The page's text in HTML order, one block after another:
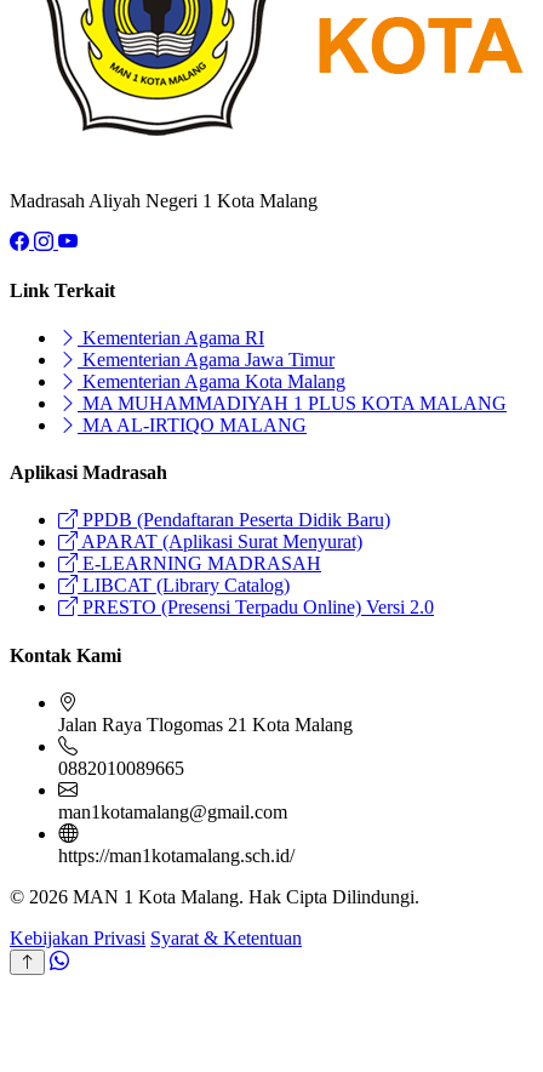
Madrasah Aliyah Negeri 1 Kota Malang
Link Terkait
Kementerian Agama RI
Kementerian Agama Jawa Timur
Kementerian Agama Kota Malang
MA MUHAMMADIYAH 1 PLUS KOTA MALANG
MA AL-IRTIQO MALANG
Aplikasi Madrasah
PPDB (Pendaftaran Peserta Didik Baru)
APARAT (Aplikasi Surat Menyurat)
E-LEARNING MADRASAH
LIBCAT (Library Catalog)
PRESTO (Presensi Terpadu Online) Versi 2.0
Kontak Kami
Jalan Raya Tlogomas 21 Kota Malang
0882010089665
man1kotamalang@gmail.com
https://man1kotamalang.sch.id/
© 2026 MAN 1 Kota Malang. Hak Cipta Dilindungi.
Kebijakan Privasi Syarat & Ketentuan